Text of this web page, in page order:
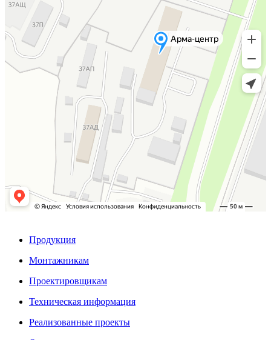
Продукция
Монтажникам
Проектировщикам
Техническая информация
Реализованные проекты